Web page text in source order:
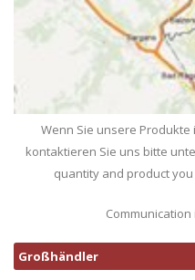
Wenn Sie unsere
kontaktieren Sie uns bitte
quantity and product
Communication
Großhändler